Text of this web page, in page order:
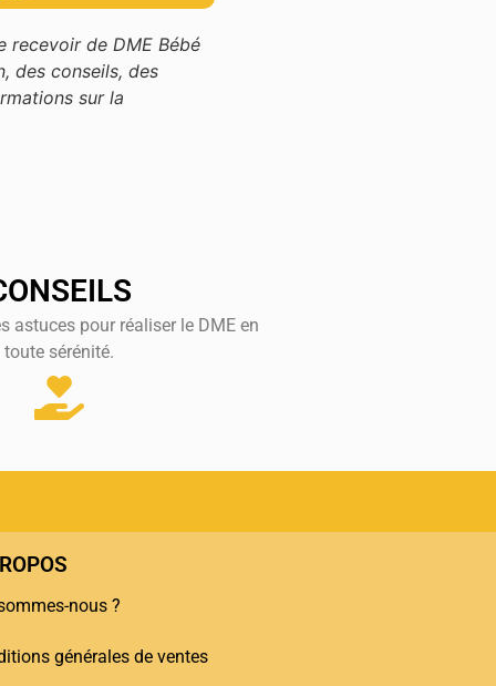
recevoir de DME Bébé
des conseils, des
sur la
astuces pour réaliser le DME en
toute sérénité.
nous ?
générales de ventes